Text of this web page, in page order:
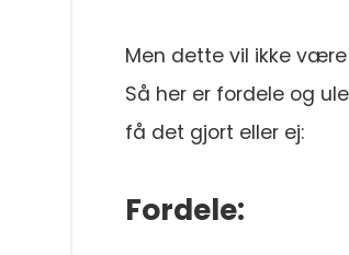
Men dette vil ikke
Så her er fordele og
få det gjort eller ej:
Fordele: